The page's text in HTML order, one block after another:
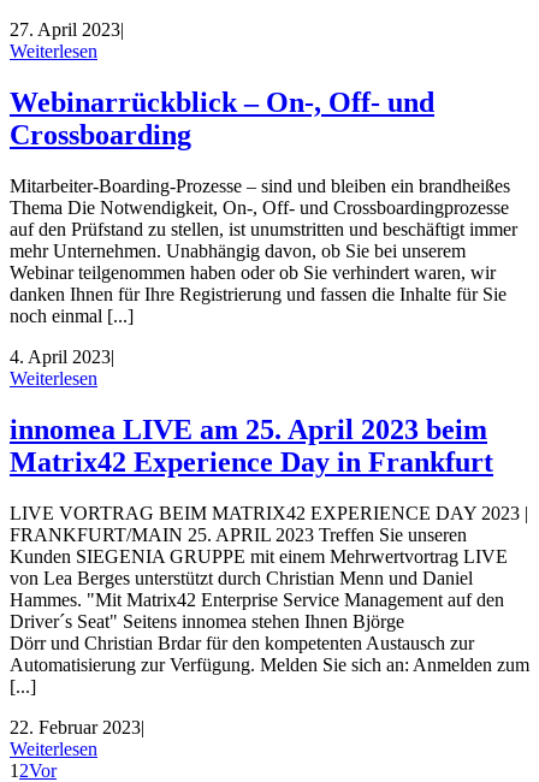
27. April 2023|
Weiterlesen
Webinarrückblick – On-, Off- und
Crossboarding
Mitarbeiter-Boarding-Prozesse – sind und bleiben ein brandheißes
Thema Die Notwendigkeit, On-, Off- und Crossboardingprozesse
auf den Prüfstand zu stellen, ist unumstritten und beschäftigt immer
mehr Unternehmen. Unabhängig davon, ob Sie bei unserem
Webinar teilgenommen haben oder ob Sie verhindert waren, wir
danken Ihnen für Ihre Registrierung und fassen die Inhalte für Sie
noch einmal [...]
4. April 2023|
Weiterlesen
innomea LIVE am 25. April 2023 beim
Matrix42 Experience Day in Frankfurt
LIVE VORTRAG BEIM MATRIX42 EXPERIENCE DAY 2023 |
FRANKFURT/MAIN 25. APRIL 2023 Treffen Sie unseren
Kunden SIEGENIA GRUPPE mit einem Mehrwertvortrag LIVE
von Lea Berges unterstützt durch Christian Menn und Daniel
Hammes. "Mit Matrix42 Enterprise Service Management auf den
Driver´s Seat" Seitens innomea stehen Ihnen Björge
Dörr und Christian Brdar für den kompetenten Austausch zur
Automatisierung zur Verfügung. Melden Sie sich an: Anmelden zum
[...]
22. Februar 2023|
Weiterlesen
1 2Vor